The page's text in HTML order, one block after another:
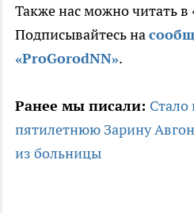
Также нас можно читать в
Подписывайтесь на
«ProGorodNN».
Ранее мы писали: Стало
пятилетнюю Зарину
из больницы